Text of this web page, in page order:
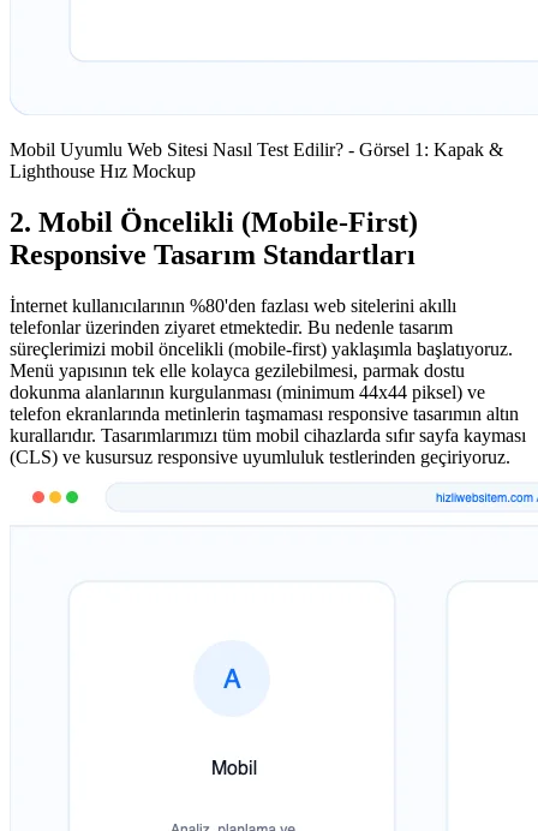
Mobil Uyumlu Web Sitesi Nasıl Test Edilir? - Görsel 1: Kapak &
Lighthouse Hız Mockup
2. Mobil Öncelikli (Mobile-First)
Responsive Tasarım Standartları
İnternet kullanıcılarının %80'den fazlası web sitelerini akıllı
telefonlar üzerinden ziyaret etmektedir. Bu nedenle tasarım
süreçlerimizi mobil öncelikli (mobile-first) yaklaşımla başlatıyoruz.
Menü yapısının tek elle kolayca gezilebilmesi, parmak dostu
dokunma alanlarının kurgulanması (minimum 44x44 piksel) ve
telefon ekranlarında metinlerin taşmaması responsive tasarımın altın
kurallarıdır. Tasarımlarımızı tüm mobil cihazlarda sıfır sayfa kayması
(CLS) ve kusursuz responsive uyumluluk testlerinden geçiriyoruz.